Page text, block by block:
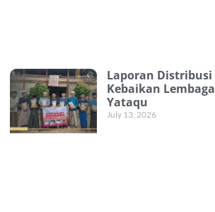
Laporan Distribusi
Kebaikan Lembaga
Yataqu
July 13, 2026